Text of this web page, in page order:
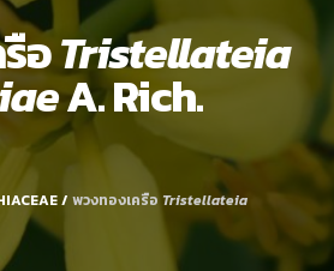
อTristellateia
A. Rich.
/ พวงทองเครือ Tristellateia